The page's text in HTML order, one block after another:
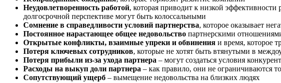
Неудовлетворенность работой, которая приводит к низкой эффективности
долгосрочной перспективе могут быть колоссальными
Сомнение в справедливости условий партнерства, которое оказывает
Постоянное нарастающее общее недовольство партнерскими
Открытые конфликты, взаимные упреки и обвинения и время, которое
Потеря ключевых сотрудников, которые не хотят быть втянутыми в
Потеря прибыли из-за ухода партнера – могут создаться условия
Расходы на выкуп доли партнера – как правило, они не ограничиваются
Сопутствующий ущерб – вымещение недовольства на близких людях